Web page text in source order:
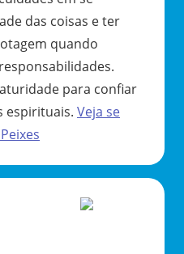
das coisas e ter
quando
para confiar
espirituais. Veja se
Peixes